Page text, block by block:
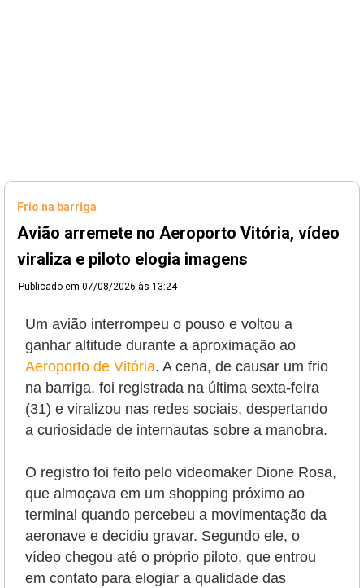
Frio na barriga
Avião arremete no Aeroporto Vitória, vídeo
viraliza e piloto elogia imagens
Publicado em 07/08/2026 às 13:24
Um avião interrompeu o pouso e voltou a
ganhar altitude durante a aproximação ao
Aeroporto de Vitória. A cena, de causar um frio
na barriga, foi registrada na última sexta-feira
(31) e viralizou nas redes sociais, despertando
a curiosidade de internautas sobre a manobra.
O registro foi feito pelo videomaker Dione Rosa,
que almoçava em um shopping próximo ao
terminal quando percebeu a movimentação da
aeronave e decidiu gravar. Segundo ele, o
vídeo chegou até o próprio piloto, que entrou
em contato para elogiar a qualidade das